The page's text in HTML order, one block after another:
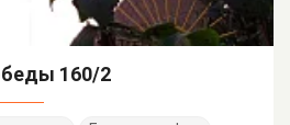
160/2